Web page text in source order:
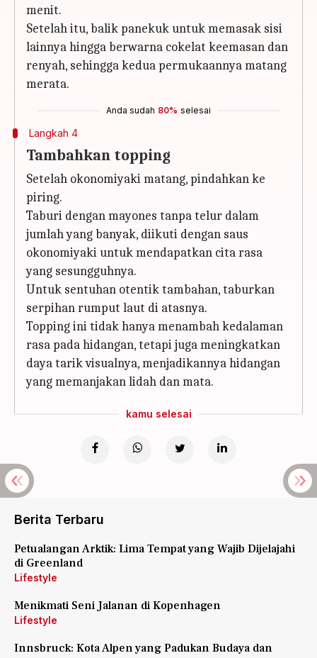
menit.
Setelah itu, balik panekuk untuk memasak sisi
lainnya hingga berwarna cokelat keemasan dan
renyah, sehingga kedua permukaannya matang
merata.
Anda sudah 80% selesai
Langkah 4
Tambahkan topping
Setelah okonomiyaki matang, pindahkan ke
piring.
Taburi dengan mayones tanpa telur dalam
jumlah yang banyak, diikuti dengan saus
okonomiyaki untuk mendapatkan cita rasa
yang sesungguhnya.
Untuk sentuhan otentik tambahan, taburkan
serpihan rumput laut di atasnya.
Topping ini tidak hanya menambah kedalaman
rasa pada hidangan, tetapi juga meningkatkan
daya tarik visualnya, menjadikannya hidangan
yang memanjakan lidah dan mata.
kamu selesai
Berita Terbaru
Petualangan Arktik: Lima Tempat yang Wajib Dijelajahi
di Greenland
Lifestyle
Menikmati Seni Jalanan di Kopenhagen
Lifestyle
Innsbruck: Kota Alpen yang Padukan Budaya dan